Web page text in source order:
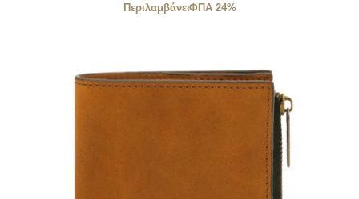
ΠεριλαμβάνειΦΠΑ 24%